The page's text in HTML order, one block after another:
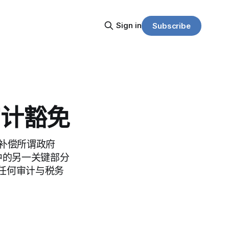
Sign in Subscribe
豁免
偿所谓政府
另一关键部分
何审计与税务